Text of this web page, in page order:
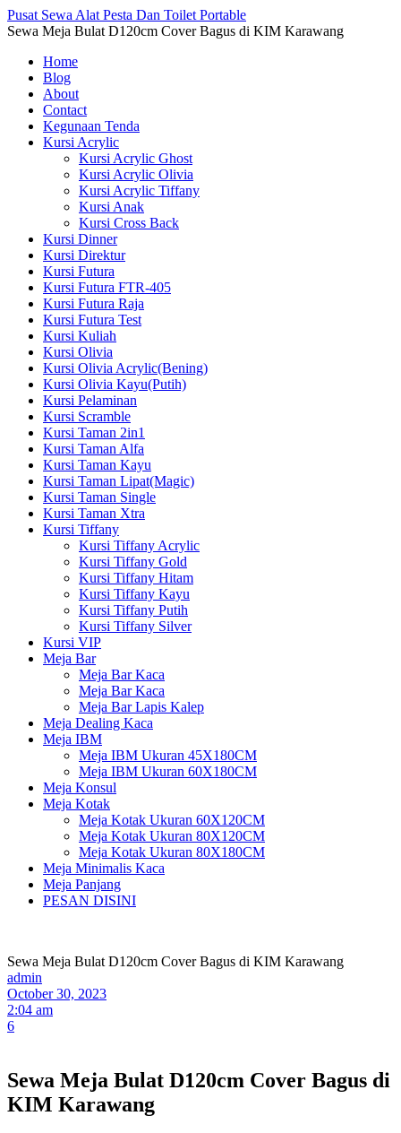
Pusat Sewa Alat Pesta Dan Toilet Portable
Sewa Meja Bulat D120cm Cover Bagus di KIM Karawang
Home
Blog
About
Contact
Kegunaan Tenda
Kursi Acrylic
Kursi Acrylic Ghost
Kursi Acrylic Olivia
Kursi Acrylic Tiffany
Kursi Anak
Kursi Cross Back
Kursi Dinner
Kursi Direktur
Kursi Futura
Kursi Futura FTR-405
Kursi Futura Raja
Kursi Futura Test
Kursi Kuliah
Kursi Olivia
Kursi Olivia Acrylic(Bening)
Kursi Olivia Kayu(Putih)
Kursi Pelaminan
Kursi Scramble
Kursi Taman 2in1
Kursi Taman Alfa
Kursi Taman Kayu
Kursi Taman Lipat(Magic)
Kursi Taman Single
Kursi Taman Xtra
Kursi Tiffany
Kursi Tiffany Acrylic
Kursi Tiffany Gold
Kursi Tiffany Hitam
Kursi Tiffany Kayu
Kursi Tiffany Putih
Kursi Tiffany Silver
Kursi VIP
Meja Bar
Meja Bar Kaca
Meja Bar Kaca
Meja Bar Lapis Kalep
Meja Dealing Kaca
Meja IBM
Meja IBM Ukuran 45X180CM
Meja IBM Ukuran 60X180CM
Meja Konsul
Meja Kotak
Meja Kotak Ukuran 60X120CM
Meja Kotak Ukuran 80X120CM
Meja Kotak Ukuran 80X180CM
Meja Minimalis Kaca
Meja Panjang
PESAN DISINI
Sewa Meja Bulat D120cm Cover Bagus di KIM Karawang
admin
October 30, 2023
2:04 am
6
Sewa Meja Bulat D120cm Cover Bagus di
KIM Karawang